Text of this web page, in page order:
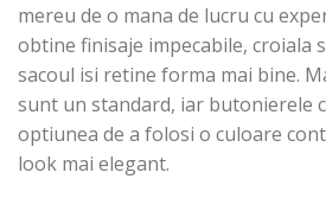
mereu de o mana de lucru cu
obtine finisaje impecabile, croiala
sacoul isi retine forma mai bine.
sunt un standard, iar butonierele
optiunea de a folosi o culoare
look mai elegant.